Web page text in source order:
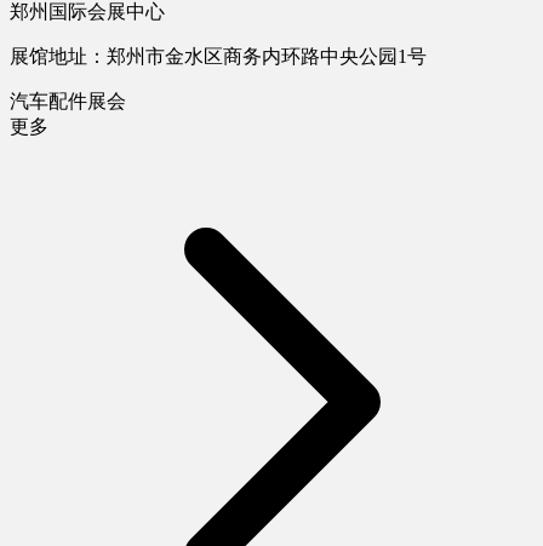
郑州国际会展中心
展馆地址：郑州市金水区商务内环路中央公园1号
汽车配件展会
更多